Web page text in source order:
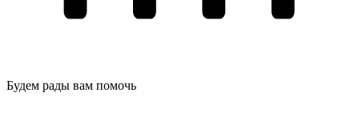
Будем рады вам помочь